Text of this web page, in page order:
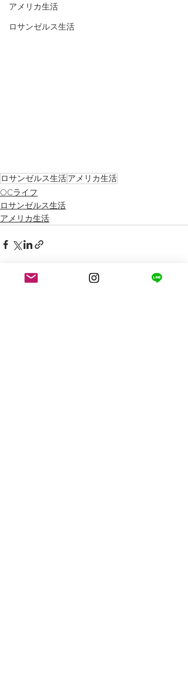
アメリカ生活
ロサンゼルス生活
ロサンゼルス生活アメリカ生活
OCライフ
ロサンゼルス生活
アメリカ生活